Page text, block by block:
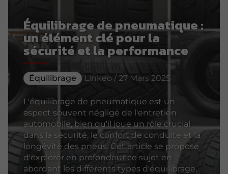
Équilibrage de pneumatique :
un élément clé pour la
sécurité et la performance
Équilibrage Linkeo / 27 Mars 2025
L'équilibrage de pneumatique est un
aspect souvent négligé de l'entretien
automobile, bien qu'il joue un rôle crucial
dans la sécurité, le confort de conduite et la
longévité des pneus. Cet article se propose
d'explorer en profondeur ce sujet en
abordant les différents types d'équilibrage,